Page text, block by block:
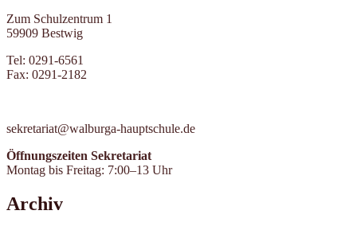
Zum Schulzentrum 1
59909 Bestwig
Tel: 0291-6561
Fax: 0291-2182
sekretariat@walburga-hauptschule.de
Öffnungszeiten Sekretariat
Montag bis Freitag: 7:00–13 Uhr
Archiv